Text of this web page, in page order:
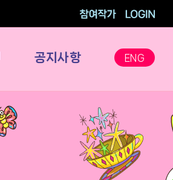
참여작가
공지사항 ENG